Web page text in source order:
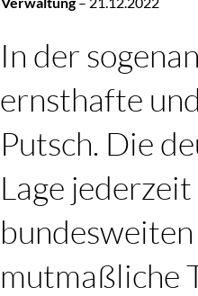
In der
ernsthafte
Putsch. Die
Lage
mutmaßliche